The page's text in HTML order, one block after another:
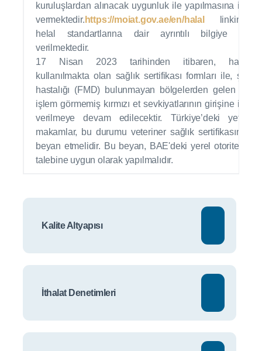
Kalite Altyapısı
İthalat Denetimleri
kuruluşlardan alınacak uygunluk ile yapılmasına izin
vermektedir. https://moiat.gov.ae/en/halal
linkinde
helal standartlarına dair ayrıntılı bilgiye yer
verilmektedir.
17 Nisan 2023 tarihinden itibaren, halen
kullanılmakta olan sağlık sertifikası formları ile, şap
hastalığı (FMD) bulunmayan bölgelerden gelen ısıl
işlem görmemiş kırmızı et sevkiyatlarının girişine izin
verilmeye devam edilecektir. Türkiye’deki yetkili
makamlar, bu durumu veteriner sağlık sertifikasında
beyan etmelidir. Bu beyan, BAE'deki yerel otoritenin
talebine uygun olarak yapılmalıdır.